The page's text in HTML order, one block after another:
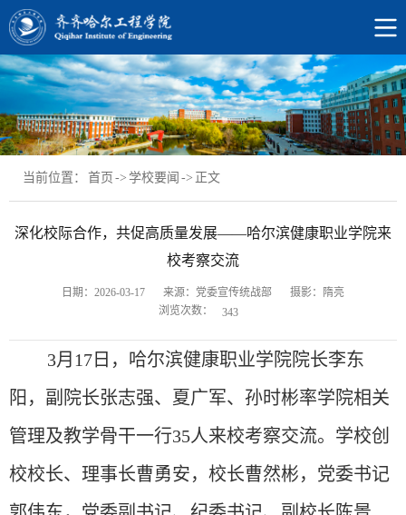
当前位置： 首页 -> 学校要闻 -> 正文
深化校际合作，共促高质量发展——哈尔滨健康职业学院来
校考察交流
日期：2026-03-17 来源：党委宣传统战部
摄影：隋亮
浏览次数：
343
3月17日，哈尔滨健康职业学院院长李东
阳，副院长张志强、夏广军、孙时彬率学院相关
管理及教学骨干一行35人来校考察交流。学校创
校校长、理事长曹勇安，校长曹然彬，党委书记